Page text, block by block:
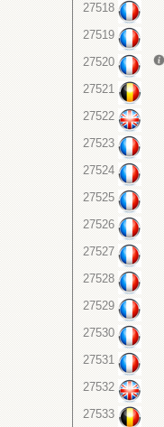
27518
27519
27520
27521
27522
27523
27524
27525
27526
27527
27528
27529
27530
27531
27532
27533